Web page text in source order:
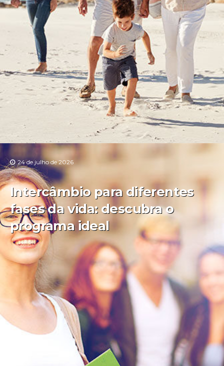
24 de julho de 2026
Intercâmbio para diferentes
fases da vida: descubra o
programa ideal